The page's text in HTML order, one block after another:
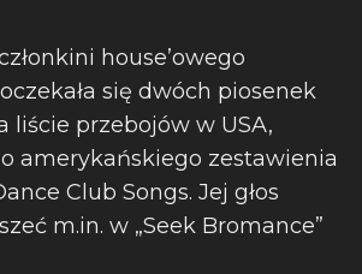
house’owego
się dwóch piosenek
liście przebojów w USA,
amerykańskiego zestawienia
Club Songs. Jej głos
m.in. w „Seek Bromance”